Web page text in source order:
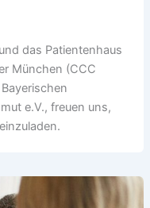
das Patientenhaus
München (CCC
e.V., freuen uns,